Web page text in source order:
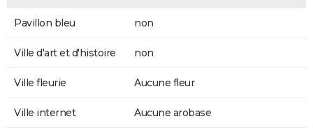
Pavillon bleu non
Ville d'art et d'histoire non
Ville fleurie Aucune fleur
Ville internet Aucune arobase